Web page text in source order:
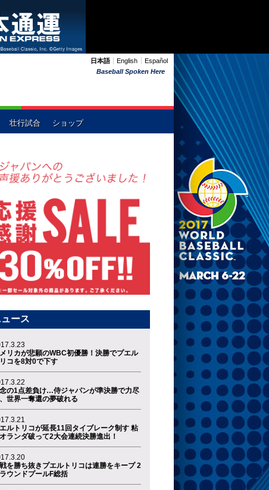
日本語 English
Español
Baseball Spoken Here
壮行試合 ショップ
ース
リカが悲願のWBC初優勝！決勝でプエル
リコを8対0で下す
の1点差負け…侍ジャパンが準決勝で力尽
世界一奪還の夢破れる
ルトリコが延長11回タイブレーク制す 粘
ランダ破って2大会連続決勝進出！
を勝ち抜きプエルトリコは連勝をキープ 2
ウンドプールF総括